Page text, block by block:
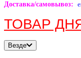
Доставка/самовывоз:
ТОВАР
Везде